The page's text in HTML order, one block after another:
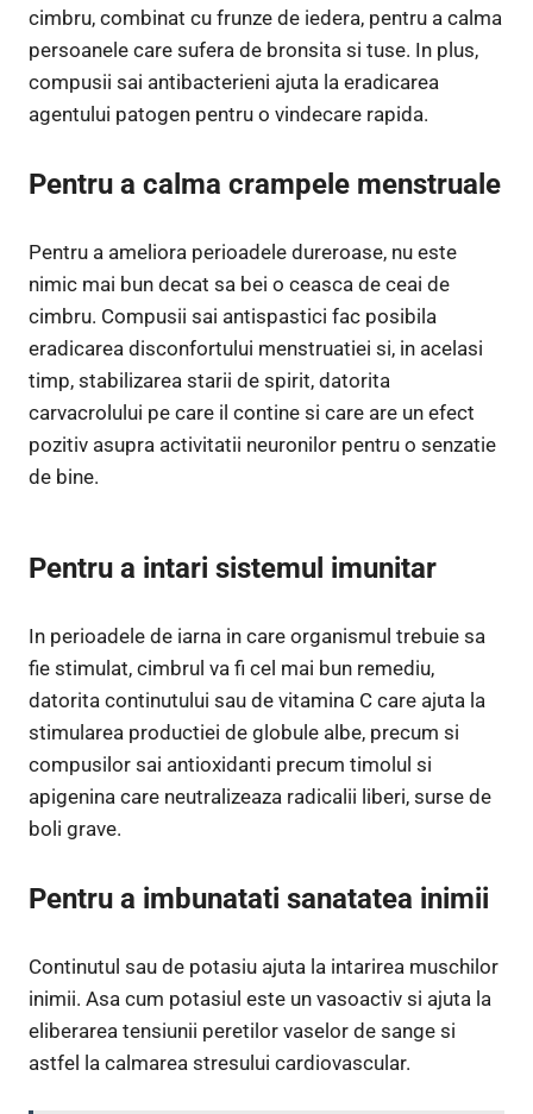
cimbru, combinat cu frunze de iedera, pentru a calma
persoanele care sufera de bronsita si tuse. In plus,
compusii sai antibacterieni ajuta la eradicarea
agentului patogen pentru o vindecare rapida.
Pentru a calma crampele menstruale
Pentru a ameliora perioadele dureroase, nu este
nimic mai bun decat sa bei o ceasca de ceai de
cimbru. Compusii sai antispastici fac posibila
eradicarea disconfortului menstruatiei si, in acelasi
timp, stabilizarea starii de spirit, datorita
carvacrolului pe care il contine si care are un efect
pozitiv asupra activitatii neuronilor pentru o senzatie
de bine.
Pentru a intari sistemul imunitar
In perioadele de iarna in care organismul trebuie sa
fie stimulat, cimbrul va fi cel mai bun remediu,
datorita continutului sau de vitamina C care ajuta la
stimularea productiei de globule albe, precum si
compusilor sai antioxidanti precum timolul si
apigenina care neutralizeaza radicalii liberi, surse de
boli grave.
Pentru a imbunatati sanatatea inimii
Continutul sau de potasiu ajuta la intarirea muschilor
inimii. Asa cum potasiul este un vasoactiv si ajuta la
eliberarea tensiunii peretilor vaselor de sange si
astfel la calmarea stresului cardiovascular.